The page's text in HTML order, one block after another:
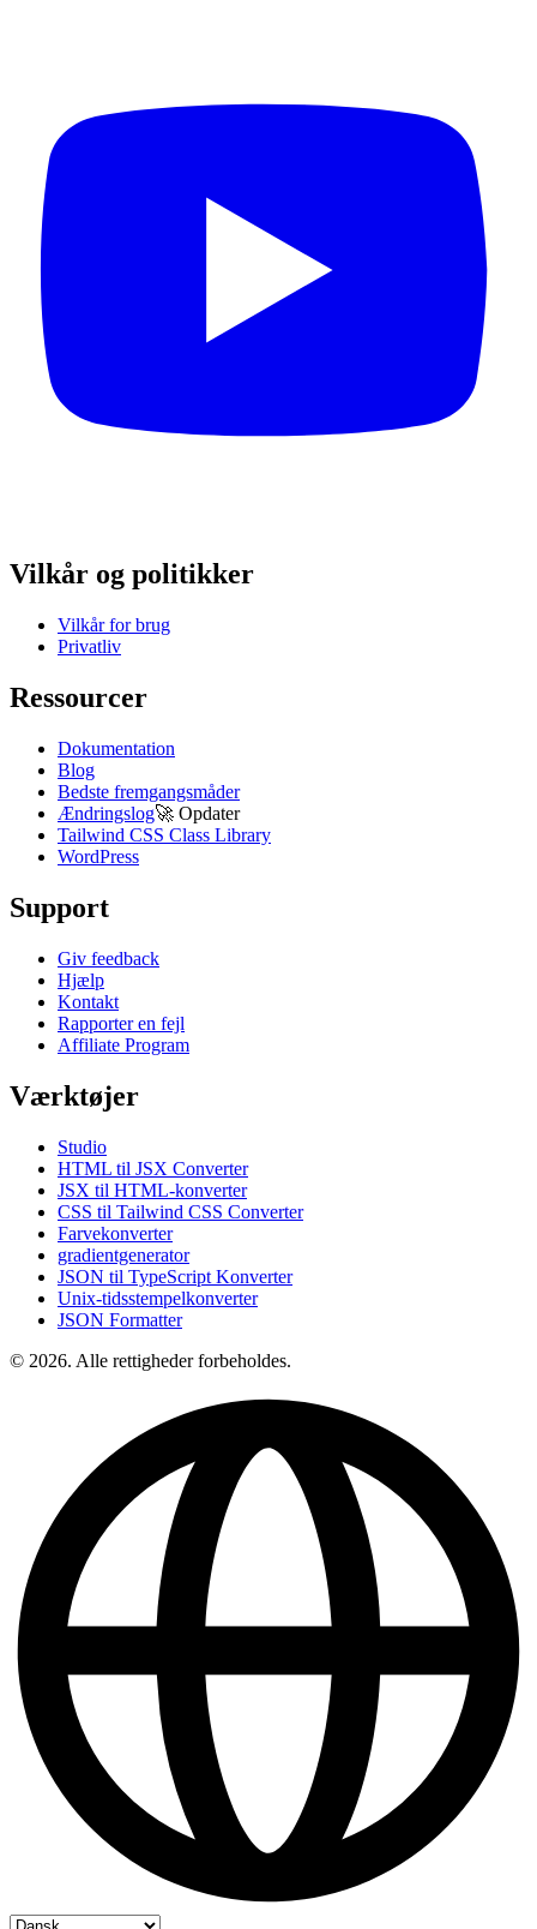
Vilkår og politikker
Vilkår for brug
Privatliv
Ressourcer
Dokumentation
Blog
Bedste fremgangsmåder
Ændringslog🚀 Opdater
Tailwind CSS Class Library
WordPress
Support
Giv feedback
Hjælp
Kontakt
Rapporter en fejl
Affiliate Program
Værktøjer
Studio
HTML til JSX Converter
JSX til HTML-konverter
CSS til Tailwind CSS Converter
Farvekonverter
gradientgenerator
JSON til TypeScript Konverter
Unix-tidsstempelkonverter
JSON Formatter
© 2026. Alle rettigheder forbeholdes.